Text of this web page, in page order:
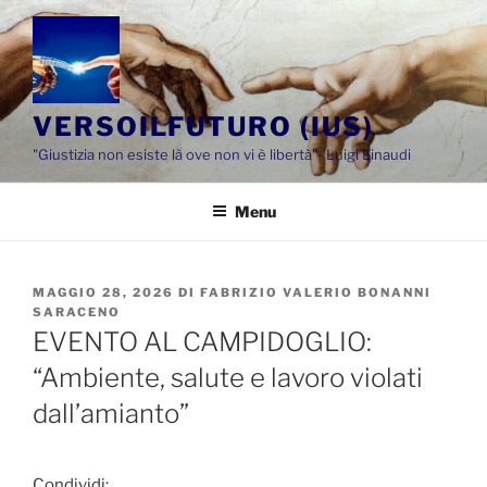
Salta
al
contenuto
VERSOILFUTURO (IUS)
"Giustizia non esiste là ove non vi è libertà"- Luigi Einaudi
Menu
PUBBLICATO
IL
MAGGIO 28, 2026 DI FABRIZIO VALERIO BONANNI
SARACENO
EVENTO AL CAMPIDOGLIO:
“Ambiente, salute e lavoro violati
dall’amianto”